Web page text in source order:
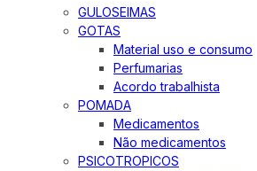
GULOSEIMAS
GOTAS
Material uso e consumo
Perfumarias
Acordo trabalhista
POMADA
Medicamentos
Não medicamentos
PSICOTROPICOS